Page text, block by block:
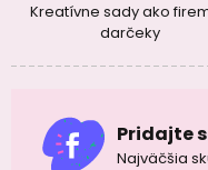
Kreatívne sady ako
darčeky
Pridajte
Najväčšia